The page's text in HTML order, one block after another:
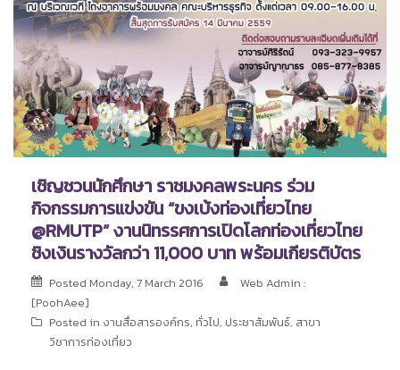
เชิญชวนนักศึกษา ราชมงคลพระนคร ร่วม
กิจกรรมการแข่งขัน “ขงเบ้งท่องเที่ยวไทย
@RMUTP” งานนิทรรศการเปิดโลกท่องเที่ยวไทย
ชิงเงินรางวัลกว่า 11,000 บาท พร้อมเกียรติบัตร
Posted Monday, 7 March 2016
Web Admin :
[PoohAee]
Posted in งานสื่อสารองค์กร, ทั่วไป, ประชาสัมพันธ์, สาขา
วิชาการท่องเที่ยว